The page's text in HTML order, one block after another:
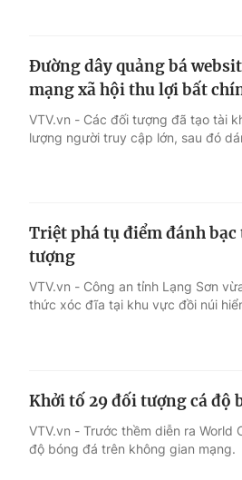
Đường dây quảng bá
mạng xã hội thu lợi bất
VTV.vn - Các đối tượng đã tạo tài
lượng người truy cập lớn, sau đó
Triệt phá tụ điểm đánh
tượng
VTV.vn - Công an tỉnh Lạng Sơn
thức xóc đĩa tại khu vực đồi núi
Khởi tố 29 đối tượng cá độ
VTV.vn - Trước thềm diễn ra World
độ bóng đá trên không gian mạng.